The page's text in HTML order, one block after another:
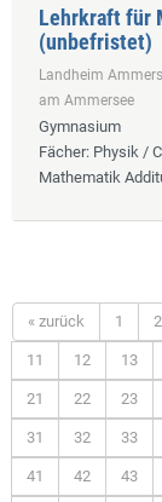
Lehrkraft für
(unbefristet)
Landheim
am Ammersee
Gymnasium
Fächer: Physik /
Mathematik
« zurück 1 2
11 12 13
21 22 23
31 32 33
41 42 43